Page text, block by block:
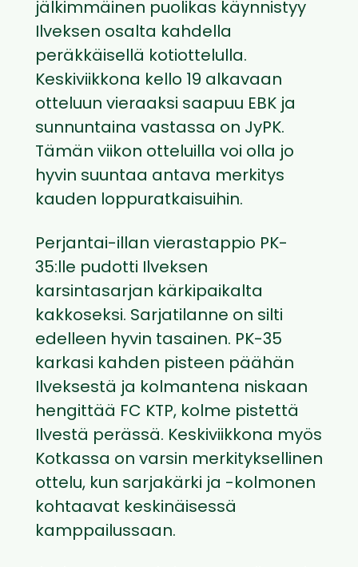
jälkimmäinen puolikas käynnistyy
Ilveksen osalta kahdella
peräkkäisellä kotiottelulla.
Keskiviikkona kello 19 alkavaan
otteluun vieraaksi saapuu EBK ja
sunnuntaina vastassa on JyPK.
Tämän viikon otteluilla voi olla jo
hyvin suuntaa antava merkitys
kauden loppuratkaisuihin.
Perjantai-illan vierastappio PK-
35:lle pudotti Ilveksen
karsintasarjan kärkipaikalta
kakkoseksi. Sarjatilanne on silti
edelleen hyvin tasainen. PK-35
karkasi kahden pisteen päähän
Ilveksestä ja kolmantena niskaan
hengittää FC KTP, kolme pistettä
Ilvestä perässä. Keskiviikkona myös
Kotkassa on varsin merkityksellinen
ottelu, kun sarjakärki ja -kolmonen
kohtaavat keskinäisessä
kamppailussaan.